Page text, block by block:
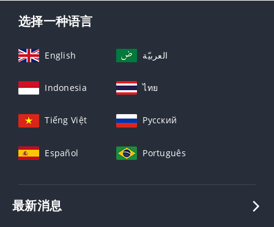
选择一种语言
English العربيّة
Indonesia ไทย
Tiếng Việt Русский
Español Português
最新消息